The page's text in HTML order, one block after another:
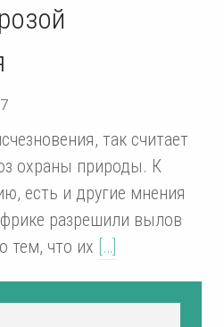
так считает
охраны природы. К
есть и другие мнения
разрешили вылов
тем, что их […]